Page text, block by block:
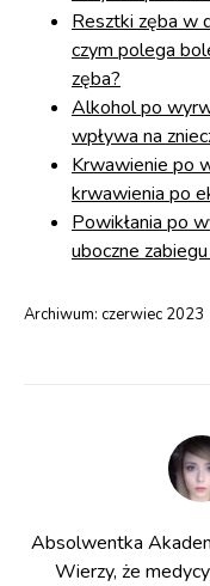
Resztki zęba w
czym polega
zęba?
Alkohol po
wpływa na
Krwawienie po
krwawienia po
Powikłania po
uboczne
Archiwum: czerwiec 2023
Absolwentka
Wierzy, że